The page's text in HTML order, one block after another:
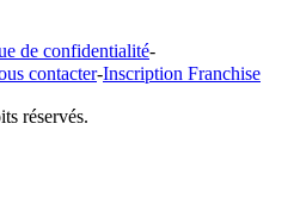
de confidentialité-
contacter-Inscription Franchise
réservés.